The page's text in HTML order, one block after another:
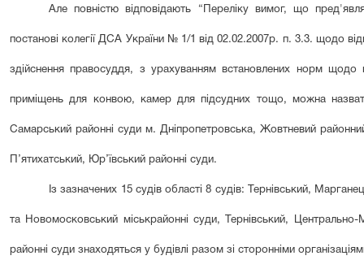
Але повністю відповідають “Переліку вимог, що
постанові колегії ДСА України № 1/1 від 02.02.2007р. п. 3.3. щодо
здійснення правосуддя, з урахуванням встановлених норм щодо
приміщень для конвою, камер для підсудних тощо, можна
Самарський районні суди м. Дніпропетровська, Жовтневий
П’ятихатський, Юр’ївський районні суди.
Із зазначених 1 5судів області8 судів: Тернівський,
та Новомосковський міськрайонні суди, Тернівський,
районні суди знаходяться у будівлі разом зі сторонніми